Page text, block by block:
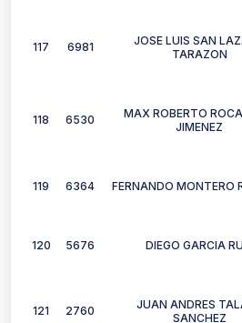
117 6981
JOSE LUIS SAN
TARAZON
118 6530
MAX ROBERTO
JIMENEZ
119 6364 FERNANDO MONTERO
120 5676 DIEGO GARCIA
121 2760
JUAN ANDRES
SANCHEZ